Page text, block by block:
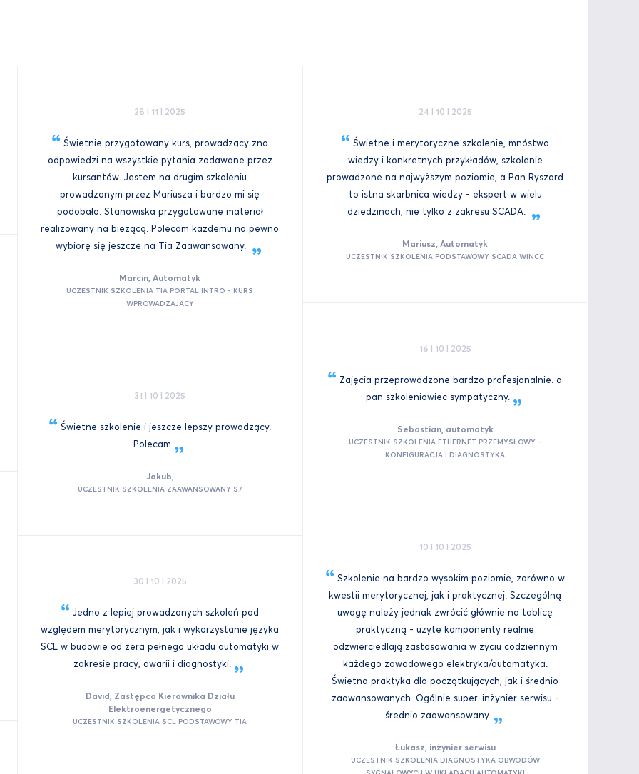
28 I 11 I 2025
Świetnie przygotowany kurs, prowadzący zna
odpowiedzi na wszystkie pytania zadawane przez
kursantów. Jestem na drugim szkoleniu
prowadzonym przez Mariusza i bardzo mi się
podobało. Stanowiska przygotowane materiał
realizowany na bieżącą. Polecam kazdemu na pewno
wybiorę się jeszcze na Tia Zaawansowany.
Marcin, Automatyk
UCZESTNIK SZKOLENIA TIA PORTAL INTRO - KURS
WPROWADZAJĄCY
31 I 10 I 2025
Świetne szkolenie i jeszcze lepszy prowadzący.
Polecam
Jakub,
UCZESTNIK SZKOLENIA ZAAWANSOWANY S7
30 I 10 I 2025
Jedno z lepiej prowadzonych szkoleń pod
względem merytorycznym, jak i wykorzystanie języka
SCL w budowie od zera pełnego układu automatyki w
zakresie pracy, awarii i diagnostyki.
David, Zastępca Kierownika Działu
Elektroenergetycznego
UCZESTNIK SZKOLENIA SCL PODSTAWOWY TIA
24 I 10 I 2025
Świetne i merytoryczne szkolenie, mnóstwo
wiedzy i konkretnych przykładów, szkolenie
prowadzone na najwyższym poziomie, a Pan Ryszard
to istna skarbnica wiedzy - ekspert w wielu
dziedzinach, nie tylko z zakresu SCADA.
Mariusz, Automatyk
UCZESTNIK SZKOLENIA PODSTAWOWY SCADA WINCC
16 I 10 I 2025
Zajęcia przeprowadzone bardzo profesjonalnie. a
pan szkoleniowiec sympatyczny.
Sebastian, automatyk
UCZESTNIK SZKOLENIA ETHERNET PRZEMYSŁOWY -
KONFIGURACJA I DIAGNOSTYKA
10 I 10 I 2025
Szkolenie na bardzo wysokim poziomie, zarówno w
kwestii merytorycznej, jak i praktycznej. Szczególną
uwagę należy jednak zwrócić głównie na tablicę
praktyczną - użyte komponenty realnie
odzwierciedlają zastosowania w życiu codziennym
każdego zawodowego elektryka/automatyka.
Świetna praktyka dla początkujących, jak i średnio
zaawansowanych. Ogólnie super. inżynier serwisu -
średnio zaawansowany.
Łukasz, inżynier serwisu
UCZESTNIK SZKOLENIA DIAGNOSTYKA OBWODÓW